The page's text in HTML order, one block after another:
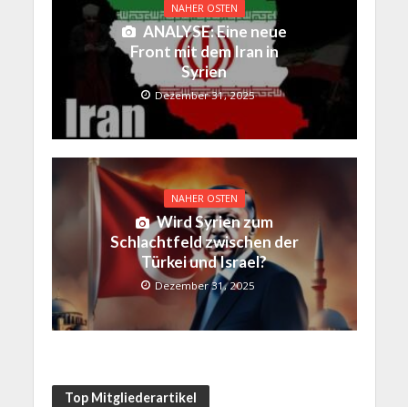
NAHER OSTEN
ANALYSE: Eine neue
Front mit dem Iran in
Syrien
Dezember 31, 2025
NAHER OSTEN
Wird Syrien zum
Schlachtfeld zwischen der
Türkei und Israel?
Dezember 31, 2025
Top Mitgliederartikel